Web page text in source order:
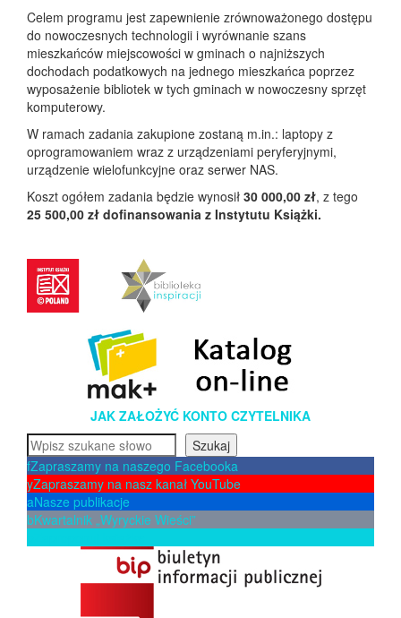
Celem programu jest zapewnienie zrównoważonego dostępu
do nowoczesnych technologii i wyrównanie szans
mieszkańców miejscowości w gminach o najniższych
dochodach podatkowych na jednego mieszkańca poprzez
wyposażenie bibliotek w tych gminach w nowoczesny sprzęt
komputerowy.
W ramach zadania zakupione zostaną m.in.: laptopy z
oprogramowaniem wraz z urządzeniami peryferyjnymi,
urządzenie wielofunkcyjne oraz serwer NAS.
Koszt ogółem zadania będzie wynosił 30 000,00 zł, z tego
25 500,00 zł dofinansowania z Instytutu Książki.
JAK ZAŁOŻYĆ KONTO CZYTELNIKA
Szukaj
Szukaj
fZapraszamy na naszego Facebooka
yZapraszamy na nasz kanał YouTube
aNasze publikacje
bKwartalnik „Wyryckie Wieści”